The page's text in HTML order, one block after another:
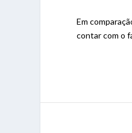
Em
contar com o